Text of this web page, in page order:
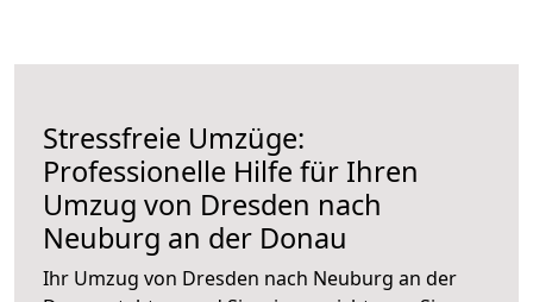
Stressfreie Umzüge:
Professionelle Hilfe für Ihren
Umzug von Dresden nach
Neuburg an der Donau
Ihr Umzug von Dresden nach Neuburg an der